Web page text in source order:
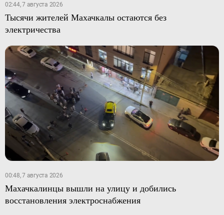
02:44, 7 августа 2026
Тысячи жителей Махачкалы остаются без
электричества
00:48, 7 августа 2026
Махачкалинцы вышли на улицу и добились
восстановления электроснабжения